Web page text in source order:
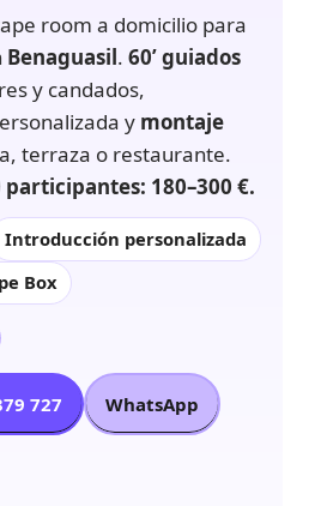
room a domicilio para
Benaguasil. 60’ guiados
y candados,
y montaje
terraza o restaurante.
participantes: 180–300 €.
Introducción personalizada
Box
727 WhatsApp